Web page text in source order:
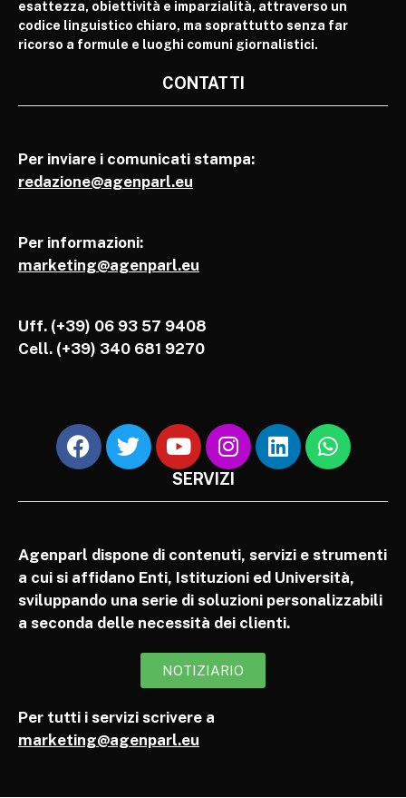
esattezza, obiettività e imparzialità, attraverso un
codice linguistico chiaro, ma soprattutto senza far
ricorso a formule e luoghi comuni giornalistici.
CONTATTI
Per inviare i comunicati stampa:
redazione@agenparl.eu
Per informazioni:
marketing@agenparl.eu
Uff. (+39) 06 93 57 9408
Cell. (+39) 340 681 9270
SERVIZI
Agenparl dispone di contenuti, servizi e strumenti
a cui si affidano Enti, Istituzioni ed Università,
sviluppando una serie di soluzioni personalizzabili
a seconda delle necessità dei clienti.
NOTIZIARIO
Per tutti i servizi scrivere a
marketing@agenparl.eu